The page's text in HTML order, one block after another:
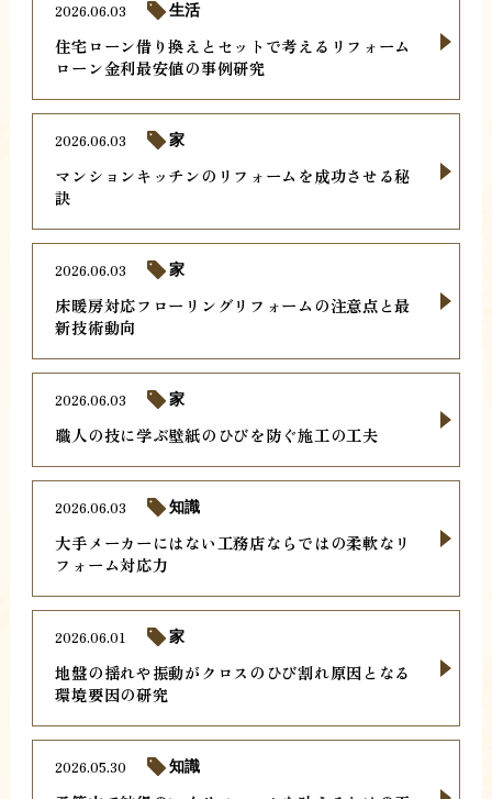
住宅ローン借り換えとセットで考えるリフォーム
ローン金利最安値の事例研究
2026.06.03 生活
マンションキッチンのリフォームを成功させる秘
訣
2026.06.03 家
床暖房対応フローリングリフォームの注意点と最
新技術動向
2026.06.03 家
職人の技に学ぶ壁紙のひびを防ぐ施工の工夫
2026.06.03 家
大手メーカーにはない工務店ならではの柔軟なリ
フォーム対応力
2026.06.03 知識
地盤の揺れや振動がクロスのひび割れ原因となる
環境要因の研究
2026.06.01 家
2026.05.30 知識